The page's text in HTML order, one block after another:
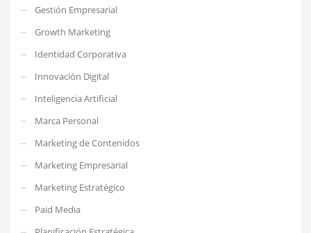
Gestión Empresarial
Growth Marketing
Identidad Corporativa
Innovación Digital
Inteligencia Artificial
Marca Personal
Marketing de Contenidos
Marketing Empresarial
Marketing Estratégico
Paid Media